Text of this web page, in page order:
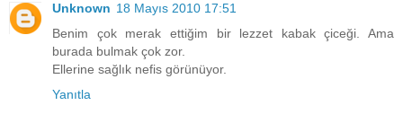
Unknown 18 Mayıs 2010 17:51
Benim çok merak ettiğim bir lezzet kabak çiceği. Ama
burada bulmak çok zor.
Ellerine sağlık nefis görünüyor.
Yanıtla